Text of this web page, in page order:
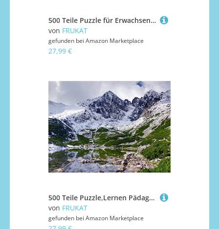
500 Teile Puzzle für Erwachsene und Kinder ab 14 Jahren - Berggipfelwälder 52x38cm
von FRUKAT
gefunden bei Amazon Marketplace
27,99 €
500 Teile Puzzle,Lernen Pädagogische Puzzle Spielzeug - Berg See Tal 52x38cm
von FRUKAT
gefunden bei Amazon Marketplace